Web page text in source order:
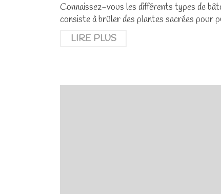
Connaissez-vous les différents types de
consiste à brûler des plantes sacrées pour
LIRE PLUS